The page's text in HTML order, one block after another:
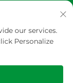
S'abonner
FOIL PACKING
our services.
Personalize